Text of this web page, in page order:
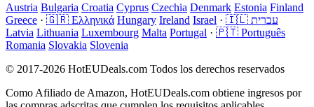
Austria Bulgaria Croatia Cyprus Czechia Denmark Estonia Finland
Greece · 🇬🇷 Ελληνικά Hungary Ireland Israel ·
🇮🇱 עברית
Latvia Lithuania Luxembourg Malta Portugal · 🇵🇹 Português
Romania Slovakia Slovenia
© 2017-2026 HotEUDeals.com Todos los derechos reservados
Como Afiliado de Amazon, HotEUDeals.com obtiene ingresos por